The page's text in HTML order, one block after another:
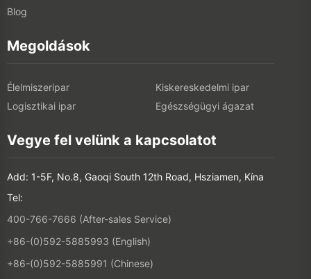
Blog
Megoldások
Élelmiszeripar
Kiskereskedelmi ipar
Logisztikai ipar
Egészségügyi ágazat
Vegye fel velünk a kapcsolatot
Add: 1-5F, No.8, Gaoqi South 12th Road, Hsziamen, Kína
Tel:
400-766-7666 (After-sales Service)
+86-(0)592-5885993 (English)
+86-(0)592-5885991 (Chinese)